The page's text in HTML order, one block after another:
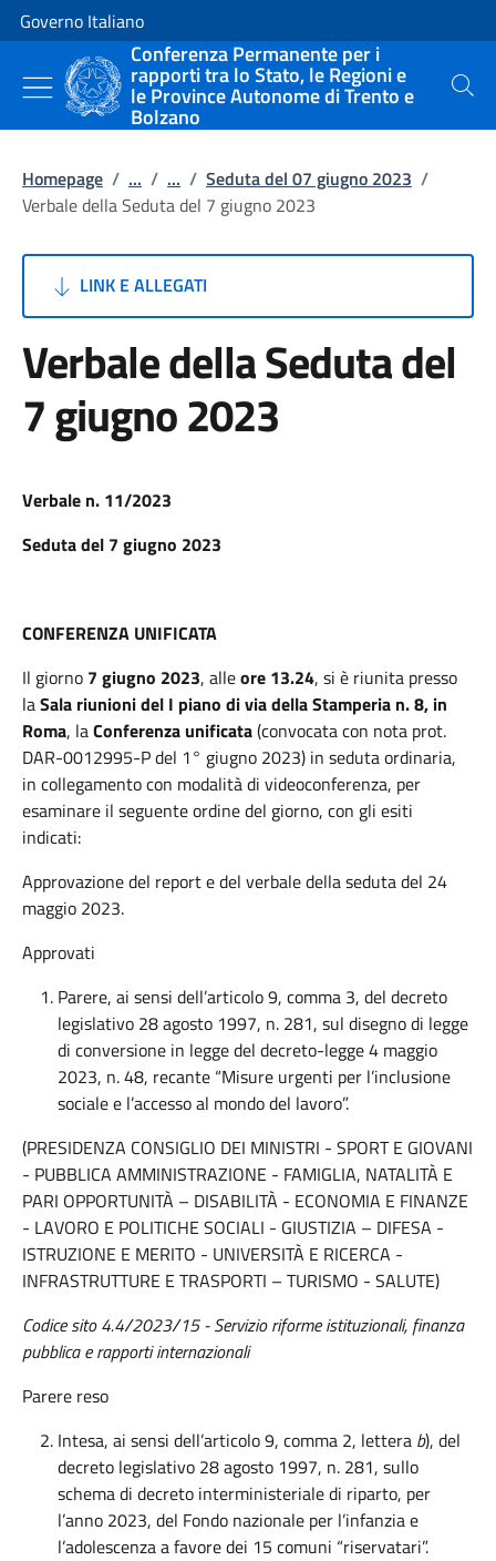
Vai al contenuto
Vai alla navigazione del sito
Governo Italiano
Conferenza Permanente per i
rapporti tra lo Stato, le Regioni e
le Province Autonome di Trento e
Bolzano
Cerca
Homepage / ... / ... / Seduta del 07 giugno 2023 /
Verbale della Seduta del 7 giugno 2023
LINK E ALLEGATI
Verbale della Seduta del
7 giugno 2023
Verbale n. 11/2023
Seduta del 7 giugno 2023
CONFERENZA UNIFICATA
Il giorno 7 giugno 2023, alleore 13.24, si è riunita presso
laSala riunioni del I piano di via della Stamperia n. 8, in
Roma, laConferenza unificata(convocata con nota prot.
DAR-0012995-P del 1° giugno 2023) in seduta ordinaria,
in collegamento con modalità di videoconferenza, per
esaminare il seguente ordine del giorno, con gli esiti
indicati:
Approvazione del report e del verbale della seduta del 24
maggio 2023.
Approvati
Parere, ai sensi dell’articolo 9, comma 3, del decreto
legislativo 28 agosto 1997, n. 281, sul disegno di legge
di conversione in legge del decreto-legge 4 maggio
2023, n. 48, recante “Misure urgenti per l’inclusione
sociale e l’accesso al mondo del lavoro”.
(PRESIDENZA CONSIGLIO DEI MINISTRI - SPORT E GIOVANI
- PUBBLICA AMMINISTRAZIONE - FAMIGLIA, NATALITÀ E
PARI OPPORTUNITÀ – DISABILITÀ - ECONOMIA E FINANZE
- LAVORO E POLITICHE SOCIALI - GIUSTIZIA – DIFESA -
ISTRUZIONE E MERITO - UNIVERSITÀ E RICERCA -
INFRASTRUTTURE E TRASPORTI – TURISMO - SALUTE)
Codice sito 4.4/2023/15 - Servizio riforme istituzionali, finanza
pubblica e rapporti internazionali
Parere reso
Intesa, ai sensi dell’articolo 9, comma 2, lettera b), del
decreto legislativo 28 agosto 1997, n. 281, sullo
schema di decreto interministeriale di riparto, per
l’anno 2023, del Fondo nazionale per l’infanzia e
l’adolescenza a favore dei 15 comuni “riservatari”.